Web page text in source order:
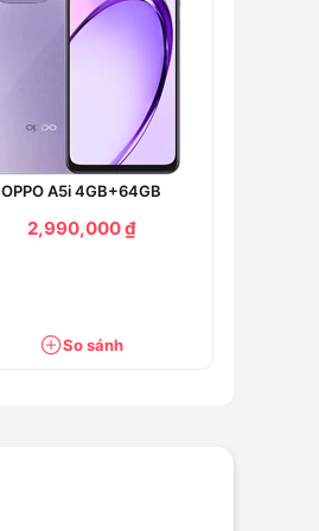
OPPO A5i 4GB+64GB
2,990,000 ₫
So sánh